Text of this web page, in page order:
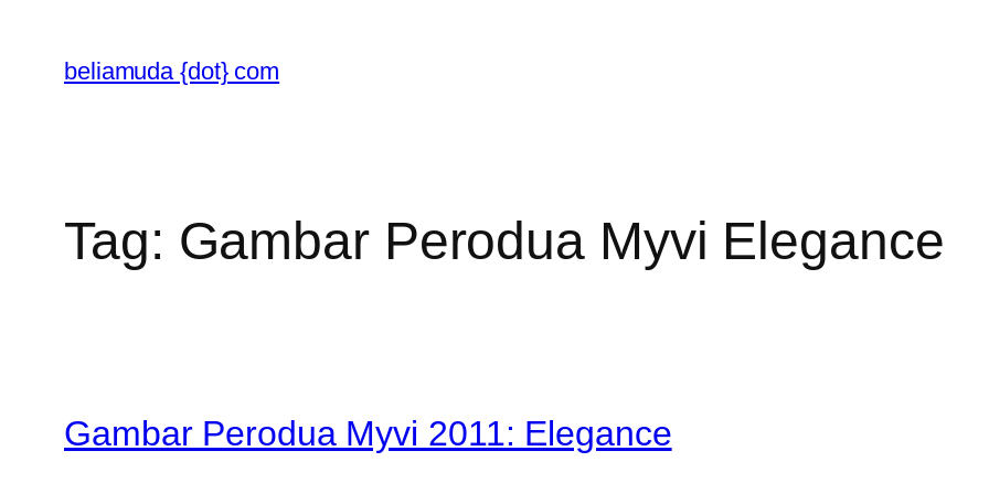
content
beliamuda {dot} com
Tag: Gambar Perodua Myvi Elegance
Gambar Perodua Myvi 2011: Elegance